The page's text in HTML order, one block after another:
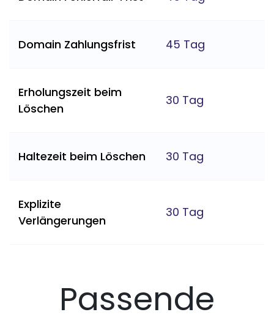
Domain Zahlungsfrist 45 Tag
Erholungszeit beim
Löschen
30 Tag
Haltezeit beim Löschen 30 Tag
Explizite
Verlängerungen
30 Tag
Passende